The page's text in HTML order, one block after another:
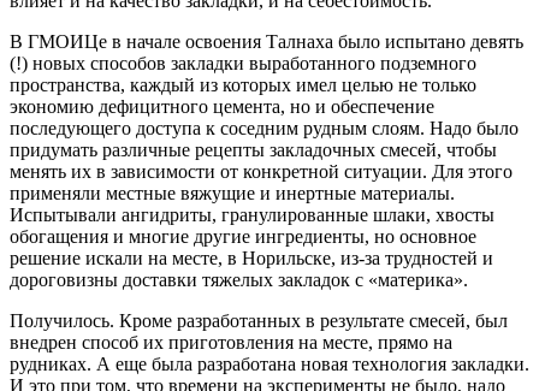
В ГМОИЦе в начале освоения Талнаха было испытано девять
(!) новых способов закладки выработанного подземного
пространства, каждый из которых имел целью не только
экономию дефицитного цемента, но и обеспечение
последующего доступа к соседним рудным слоям. Надо было
придумать различные рецепты закладочных смесей, чтобы
менять их в зависимости от конкретной ситуации. Для этого
применяли местные вяжущие и инертные материалы.
Испытывали ангидриты, гранулированные шлаки, хвосты
обогащения и многие другие ингредиенты, но основное
решение искали на месте, в Норильске, из-за трудностей и
дороговизны доставки тяжелых закладок с «материка».
Получилось. Кроме разработанных в результате смесей, был
внедрен способ их приготовления на месте, прямо на
рудниках. А еще была разработана новая технология закладки.
И это при том, что времени на эксперименты не было, надо